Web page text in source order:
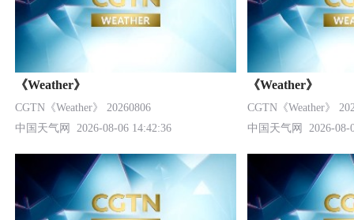
《Weather》
CGTN《Weather》 20260806
中国天气网
2026-08-06 14:42:36
《Weather》
CGTN《Weather》
中国天气网
2026-08-